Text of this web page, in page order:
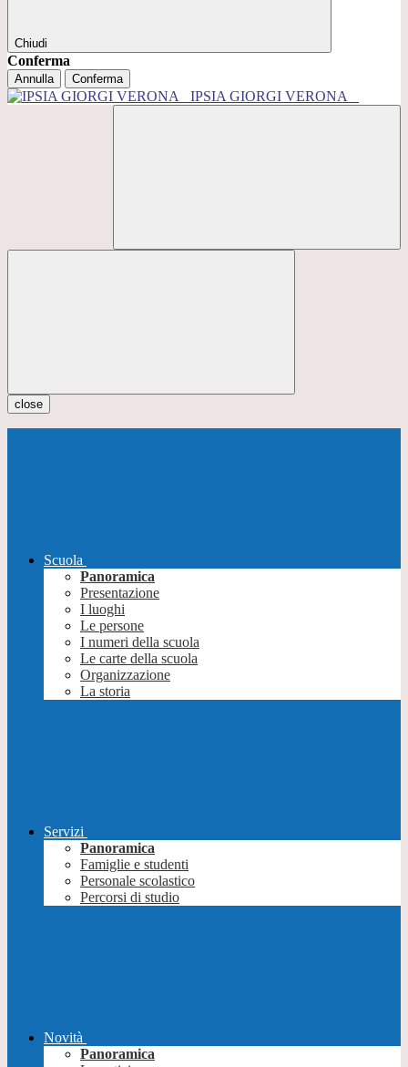
Chiudi
Conferma
Annulla Conferma
IPSIA GIORGI VERONA
close
Scuola
Panoramica
Presentazione
I luoghi
Le persone
I numeri della scuola
Le carte della scuola
Organizzazione
La storia
Servizi
Panoramica
Famiglie e studenti
Personale scolastico
Percorsi di studio
Novità
Panoramica